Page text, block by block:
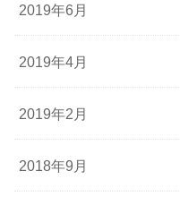
2019年6月
2019年4月
2019年2月
2018年9月